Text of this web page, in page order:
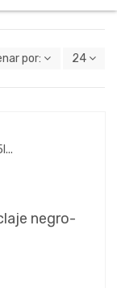
por: 24
negro-